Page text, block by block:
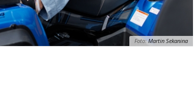
Foto: Martin Sekanina